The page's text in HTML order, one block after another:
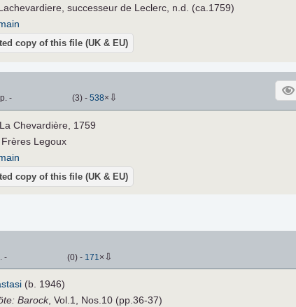
successeur de Leclerc, n.d. (ca.1759)
copy of this file (UK & EU)
- (3) - 538× ⇩
Chevardière, 1759
Legoux
copy of this file (UK & EU)
- (0) - 171× ⇩
(b. 1946)
Barock, Vol.1, Nos.10 (pp.36-37)